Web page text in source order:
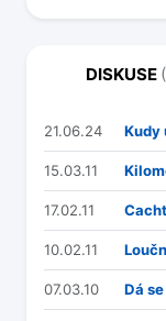
DISKUSE
21.06.24 Kudy
15.03.11
17.02.11
10.02.11
07.03.10 Dá